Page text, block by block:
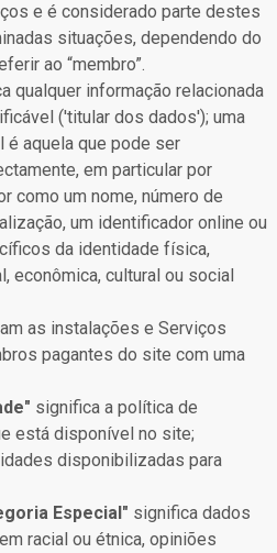
e é considerado parte destes
situações, dependendo do
ao “membro”.
qualquer informação relacionada
('titular dos dados'); uma
é aquela que pode ser
em particular por
como um nome, número de
um identificador online ou
da identidade física,
econômica, cultural ou social
as instalações e Serviços
pagantes do site com uma
significa a política de
está disponível no site;
disponibilizadas para
Especial" significa dados
racial ou étnica, opiniões